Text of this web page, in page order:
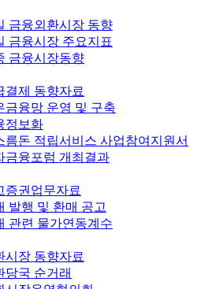
금융외환시장 동향
금융시장 주요지표
금융시장동향
결제 동향자료
금융망 운영 및 구축
정보화
름돈 적립서비스 사업참여지원서
금융포럼 개최결과
증권업무자료
발행 및 환매 공고
관련 물가연동계수
시장 동향자료
당국 순거래